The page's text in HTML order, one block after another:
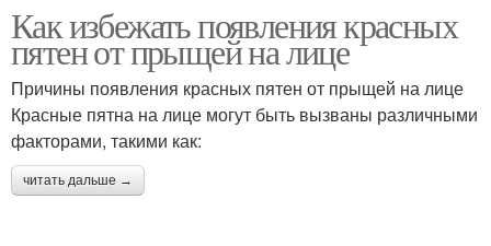
Как избежать появления красных
пятен от прыщей на лице
Причины появления красных пятен от прыщей на лице
Красные пятна на лице могут быть вызваны различными
факторами, такими как:
читать дальше →